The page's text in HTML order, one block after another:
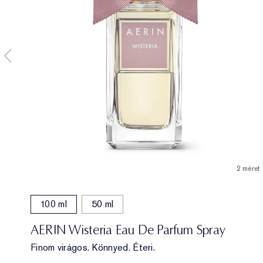
2 méret
100 ml 50 ml
AERIN Wisteria Eau De Parfum Spray
Finom virágos. Könnyed. Éteri.